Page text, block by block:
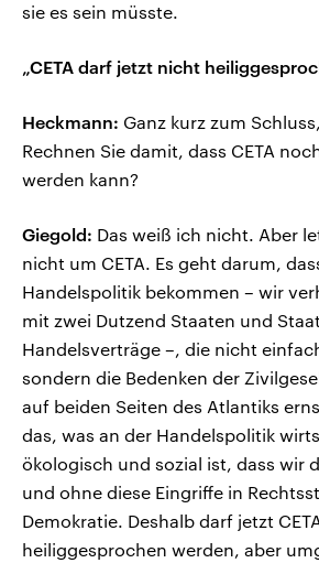
sie es sein müsste.
„CETA darf jetzt nicht
Heckmann: Ganz kurz zum
Rechnen Sie damit, dass CETA
werden kann?
Giegold: Das weiß ich nicht. Aber
nicht um CETA. Es geht darum,
Handelspolitik bekommen – wir
mit zwei Dutzend Staaten und
Handelsverträge –, die nicht
sondern die Bedenken der
auf beiden Seiten des Atlantiks
das, was an der Handelspolitik
ökologisch und sozial ist, dass wir
und ohne diese Eingriffe in
Demokratie. Deshalb darf jetzt
heiliggesprochen werden, aber